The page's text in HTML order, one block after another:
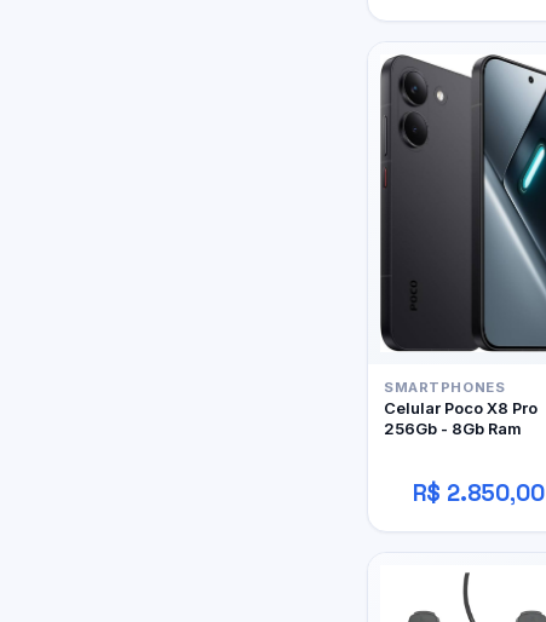
SMARTPHONES
Celular Poco X8 Pro
256Gb - 8Gb Ram
R$ 2.850,00